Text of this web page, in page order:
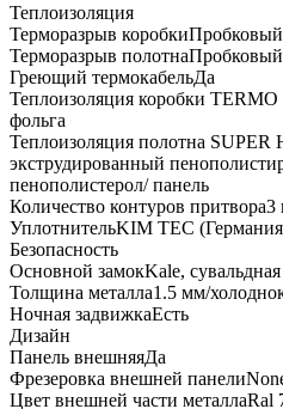
Теплоизоляция
Терморазрыв коробки
Терморазрыв полотна
Греющий термокабельДа
Теплоизоляция коробки
фольга
Теплоизоляция полотна
экструдированный
пенополистерол/ панель
Количество контуров притвора3
УплотнительKIM ТЕС
Безопасность
Основной замокKale, сувальдная
Толщина металла1.5 мм/
Ночная задвижкаЕсть
Дизайн
Панель внешняяДа
Фрезеровка внешней панели
Цвет внешней части металлаRal